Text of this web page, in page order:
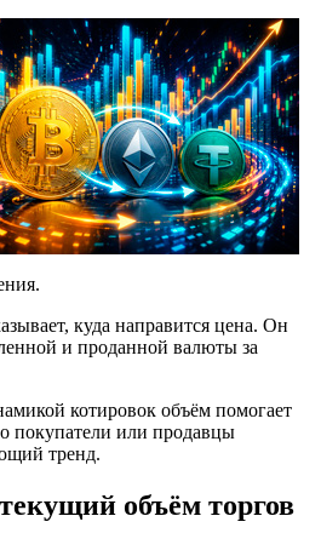
куда направится цена. Он
и проданной валюты за
котировок объём помогает
покупатели или продавцы
тренд.
объём торгов